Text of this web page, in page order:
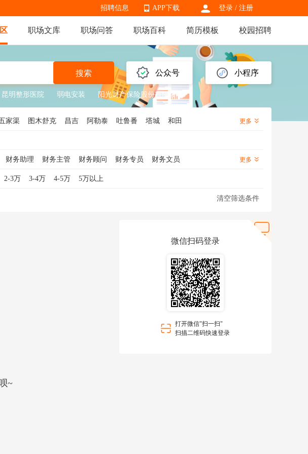
登录 / 注册
APP下载
APP下载
招聘信息
职场文库 职场问答 职场百科 简历模板 校园招聘
公众号 小程序
搜索
昆明整形医院 弱电安装 阳光财产保险股份有限公司
家渠 图木舒克 昌吉 阿勒泰 吐鲁番 塔城
和田
更多
财务助理 财务主管 财务顾问 财务专员
财务文员
更多
2-3万 3-4万 4-5万 5万以上
清空筛选条件
~
微信扫码登录
打开微信"扫一扫"
扫描二维码快速登录